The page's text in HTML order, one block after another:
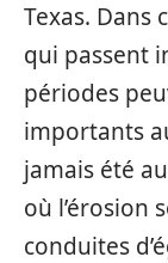
Texas. Dans
qui passent
périodes
importants
jamais été
où l’érosion
conduites